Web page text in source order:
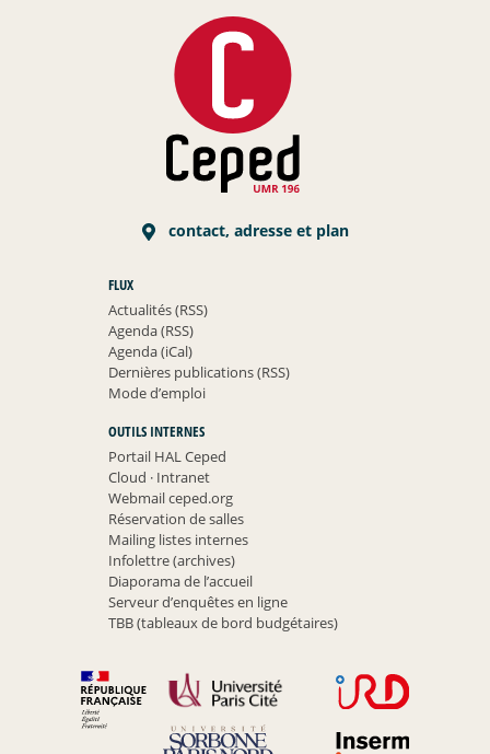
contact, adresse et plan
FLUX
Actualités (RSS)
Agenda (RSS)
Agenda (iCal)
Dernières publications (RSS)
Mode d’emploi
OUTILS INTERNES
Portail HAL Ceped
Cloud ·Intranet
Webmail ceped.org
Réservation de salles
Mailing listes internes
Infolettre (archives)
Diaporama de l’accueil
Serveur d’enquêtes en ligne
TBB (tableaux de bord budgétaires)